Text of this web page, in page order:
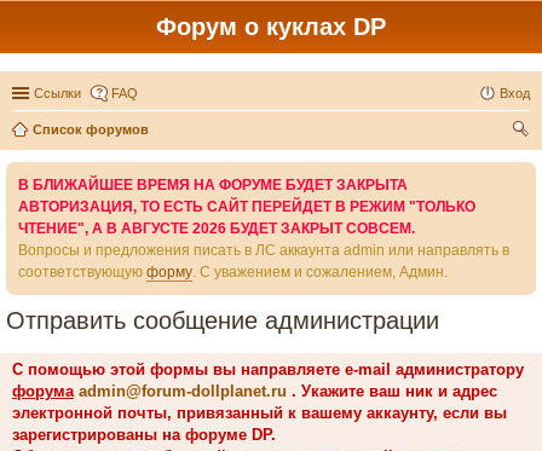
Форум о куклах DP
Ссылки FAQ Вход
Список форумов
В БЛИЖАЙШЕЕ ВРЕМЯ НА ФОРУМЕ БУДЕТ ЗАКРЫТА
АВТОРИЗАЦИЯ, ТО ЕСТЬ САЙТ ПЕРЕЙДЕТ В РЕЖИМ "ТОЛЬКО
ЧТЕНИЕ", А В АВГУСТЕ 2026 БУДЕТ ЗАКРЫТ СОВСЕМ.
Вопросы и предложения писать в ЛС аккаунта admin или направлять в
соответствующую форму. С уважением и сожалением, Админ.
Отправить сообщение администрации
С помощью этой формы вы направляете e-mail администратору
форума admin@forum-dollplanet.ru . Укажите ваш ник и адрес
электронной почты, привязанный к вашему аккаунту, если вы
зарегистрированы на форуме DP.